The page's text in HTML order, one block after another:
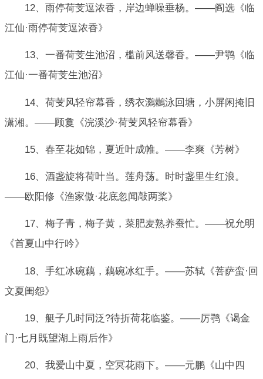
12、雨停荷芰逗浓香，岸边蝉噪垂杨。——阎选《临
江仙·雨停荷芰逗浓香》
13、一番荷芰生池沼，槛前风送馨香。——尹鹗《临
江仙·一番荷芰生池沼》
14、荷芰风轻帘幕香，绣衣鸂鶒泳回塘，小屏闲掩旧
潇湘。——顾敻《浣溪沙·荷芰风轻帘幕香》
15、春至花如锦，夏近叶成帷。——李爽《芳树》
16、酒盏旋将荷叶当。莲舟荡。时时盏里生红浪。
——欧阳修《渔家傲·花底忽闻敲两桨》
17、梅子青，梅子黄，菜肥麦熟养蚕忙。——祝允明
《首夏山中行吟》
18、手红冰碗藕，藕碗冰红手。——苏轼《菩萨蛮·回
文夏闺怨》
19、艇子几时同泛?待折荷花临鉴。——厉鹗《谒金
门·七月既望湖上雨后作》
20、我爱山中夏，空冥花雨下。——元鹏《山中四